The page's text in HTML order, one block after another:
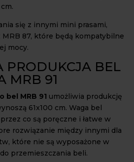
się z innymi mini prasami,
MRB 87, które będą kompatybilne
mocy.
PRODUKCJA BEL
MRB 91
bel MRB 91 umożliwia produkcję
61x100 cm. Waga bel
co są poręczne i łatwe w
rozwiązanie między innymi dla
które nie są wyposażone w
przemieszczania beli.